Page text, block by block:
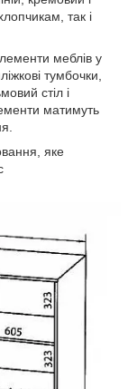
так і
меблів у
тумбочки,
стіл і
матимуть
яке